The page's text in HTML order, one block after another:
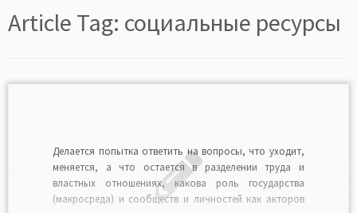
Article Tag: социальные ресурсы
Делается попытка ответить на вопросы, что уходит,
меняется, а что остается в разделении труда и
властных отношениях, какова роль государства
(макросреда) и сообществ и личностей как акторов